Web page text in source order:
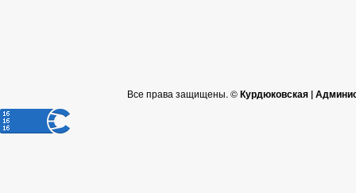
Все права защищены. ©Курдюковская |